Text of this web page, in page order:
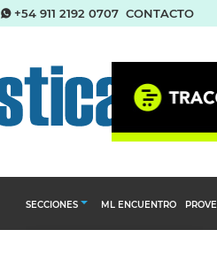
+54 911 2192 0707 CONTACTO
SECCIONES ML ENCUENTRO